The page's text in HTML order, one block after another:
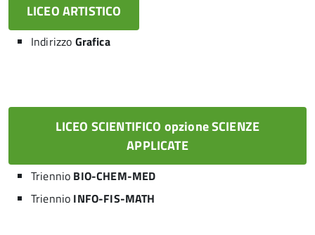
LICEO ARTISTICO
Indirizzo Grafica
LICEO SCIENTIFICO opzione SCIENZE
APPLICATE
Triennio BIO-CHEM-MED
Triennio INFO-FIS-MATH